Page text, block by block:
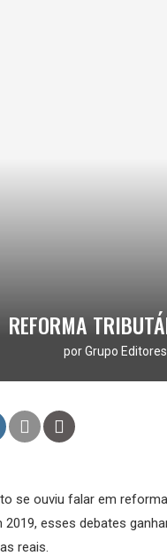
REFORMA
porGrupo Editores
se ouviu falar em
2019, esses debates
reais.